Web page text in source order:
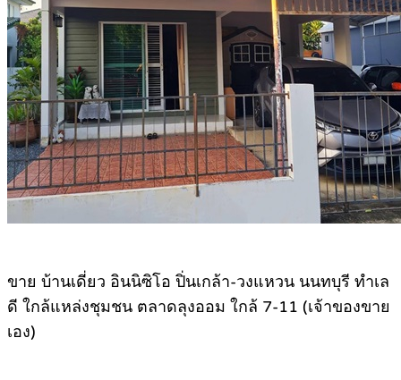
ขาย บ้านเดี่ยว อินนิซิโอ ปิ่นเกล้า-วงแหวน นนทบุรี ทำเล
ดี ใกล้แหล่งชุมชน ตลาดลุงออม ใกล้ 7-11 (เจ้าของขาย
เอง)